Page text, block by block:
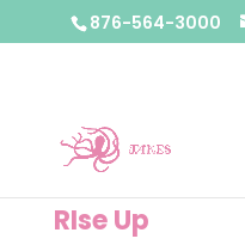
876-564-3000
RIse Up